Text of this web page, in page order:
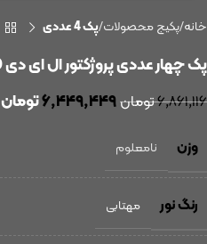
خانه پکیج محصولات پک 4 عددی
پک چهار عددی پروژکتور ال ای دی 50 وات
۶,۸۶۱,۱۱۶تومان۶,۴۴۹,۴۴۹تومان
وزن نامعلوم
رنگ نور مهتابی